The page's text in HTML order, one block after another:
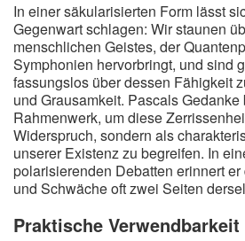
In einer säkularisierten Form lässt
Gegenwart schlagen: Wir staunen
menschlichen Geistes, der
Symphonien hervorbringt, und sind
fassungslos über dessen Fähigkeit
und Grausamkeit. Pascals Gedanke
Rahmenwerk, um diese
Widerspruch, sondern als
unserer Existenz zu begreifen. In
polarisierenden Debatten erinnert
und Schwäche oft zwei Seiten
Praktische Verwendbarkeit